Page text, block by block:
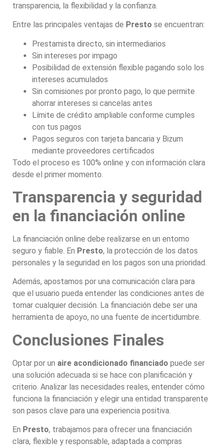
transparencia, la flexibilidad y la confianza.
Entre las principales ventajas de Presto se encuentran:
Prestamista directo, sin intermediarios
Sin intereses por impago
Posibilidad de extensión flexible pagando solo los
intereses acumulados
Sin comisiones por pronto pago, lo que permite
ahorrar intereses si cancelas antes
Límite de crédito ampliable conforme cumples
con tus pagos
Pagos seguros con tarjeta bancaria y Bizum
mediante proveedores certificados
Todo el proceso es 100% online y con información clara
desde el primer momento.
Transparencia y seguridad
en la financiación online
La financiación online debe realizarse en un entorno
seguro y fiable. En Presto, la protección de los datos
personales y la seguridad en los pagos son una prioridad.
Además, apostamos por una comunicación clara para
que el usuario pueda entender las condiciones antes de
tomar cualquier decisión. La financiación debe ser una
herramienta de apoyo, no una fuente de incertidumbre.
Conclusiones Finales
Optar por un aire acondicionado financiado puede ser
una solución adecuada si se hace con planificación y
criterio. Analizar las necesidades reales, entender cómo
funciona la financiación y elegir una entidad transparente
son pasos clave para una experiencia positiva.
En Presto, trabajamos para ofrecer una financiación
clara, flexible y responsable, adaptada a compras